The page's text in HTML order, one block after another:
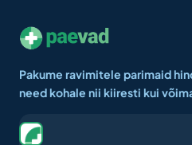
Pakume ravimitele parimaid
need kohale nii kiiresti kui